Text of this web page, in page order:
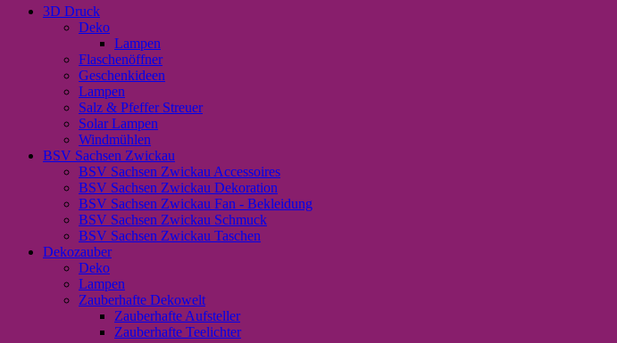
3D Druck
Deko
Lampen
Flaschenöffner
Geschenkideen
Lampen
Salz & Pfeffer Streuer
Solar Lampen
Windmühlen
BSV Sachsen Zwickau
BSV Sachsen Zwickau Accessoires
BSV Sachsen Zwickau Dekoration
BSV Sachsen Zwickau Fan - Bekleidung
BSV Sachsen Zwickau Schmuck
BSV Sachsen Zwickau Taschen
Dekozauber
Deko
Lampen
Zauberhafte Dekowelt
Zauberhafte Aufsteller
Zauberhafte Teelichter